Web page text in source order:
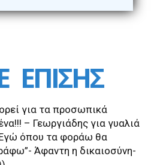
ΕΠΙΣΗΣ
για τα προσωπικά
– Γεωργιάδης για γυαλιά
όπου τα φοράω θα
Άφαντη η δικαιοσύνη-